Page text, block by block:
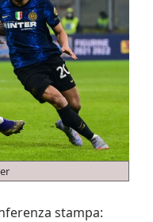
stampa: